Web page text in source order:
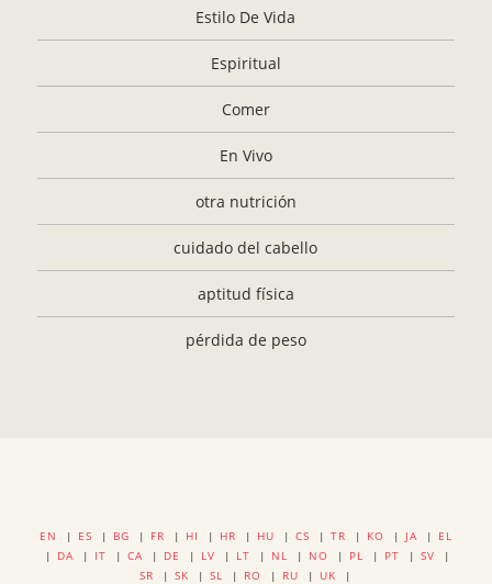
Estilo De Vida
Espiritual
Comer
En Vivo
otra nutrición
cuidado del cabello
aptitud física
pérdida de peso
EN | ES | BG | FR | HI | HR | HU | CS | TR | KO | JA | EL
| DA | IT | CA | DE | LV | LT | NL | NO | PL | PT | SV |
SR | SK | SL | RO | RU | UK |